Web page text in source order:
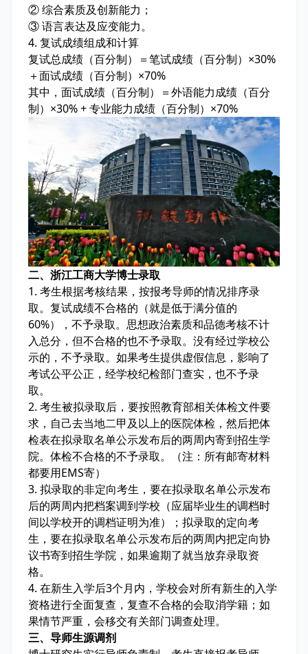
② 综合素质及创新能力；
③ 语言表达及应变能力。
4. 复试成绩组成和计算
复试总成绩（百分制）＝笔试成绩（百分制）×30%
＋面试成绩（百分制）×70%
其中，面试成绩（百分制）＝外语能力成绩（百分
制）×30% + 专业能力成绩（百分制）×70%
二、浙江工商大学博士录取
1. 考生根据考核结果，按报考导师的情况排序录
取。复试成绩不合格的（就是低于满分值的
60%），不予录取。思想政治素质和品德考核不计
入总分，但不合格的也不予录取。没有经过学校公
示的，不予录取。如果考生提供虚假信息，影响了
考试公平公正，经学校纪检部门查实，也不予录
取。
2. 考生被拟录取后，要按照教育部相关体检文件要
求，自己去当地二甲及以上的医院体检，然后把体
检表在拟录取名单公示发布后的两周内寄到招生学
院。体检不合格的不予录取。（注：所有邮寄材料
都要用EMS寄）
3. 拟录取的非定向考生，要在拟录取名单公示发布
后的两周内把档案调到学校（应届毕业生的调档时
间以学校开的调档证明为准）；拟录取的定向考
生，要在拟录取名单公示发布后的两周内把定向协
议书寄到招生学院，如果逾期了就当放弃录取资
格。
4. 在新生入学后3个月内，学校会对所有新生的入学
资格进行全面复查，复查不合格的会取消学籍；如
果情节严重，会移交有关部门调查处理。
三、导师生源调剂